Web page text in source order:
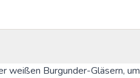
Burgunder-Gläsern,